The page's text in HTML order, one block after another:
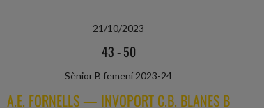
21/10/2023
43-50
Sènior B femení 2023-24
A.E. FORNELLS — INVOPORT C.B. BLANES B